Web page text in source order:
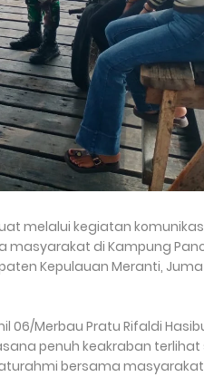
melalui kegiatan
masyarakat di Kampung
Kepulauan Meranti,
06/Merbau Pratu Rifaldi
penuh keakraban
bersama